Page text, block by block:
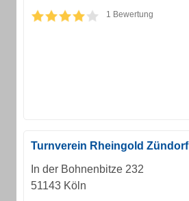
1 Bewertung
Turnverein Rheingold Zündorf
In der Bohnenbitze 232
51143 Köln